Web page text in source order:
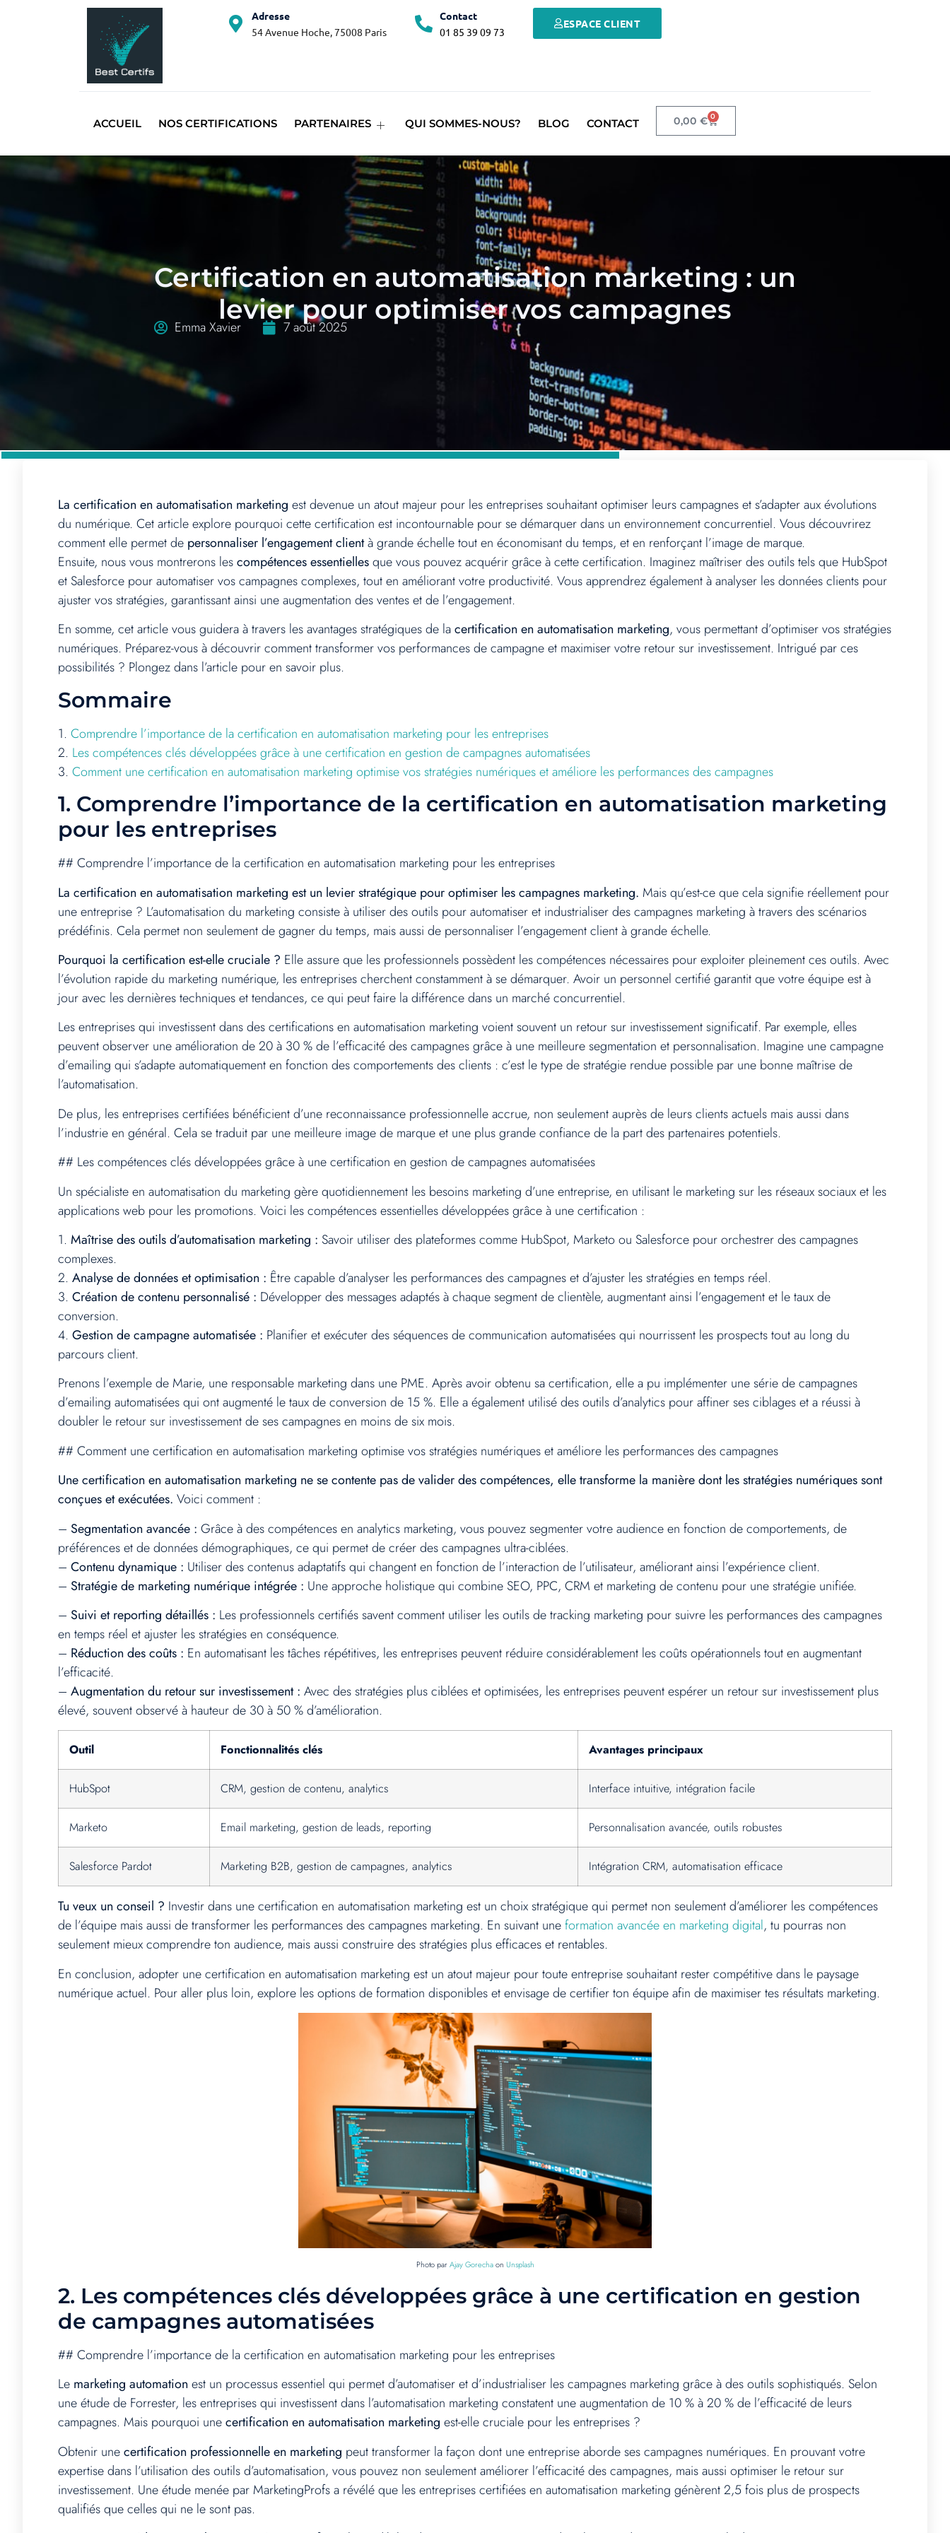
Adresse
54 Avenue Hoche, 75008 Paris
Contact
01 85 39 09 73
ESPACE CLIENT
ACCUEIL NOS CERTIFICATIONS PARTENAIRES QUI SOMMES-NOUS? BLOG CONTACT 0,00 € 0
Certification en automatisation marketing : un
levier pour optimiser vos campagnes
Emma Xavier 7 août 2025
La certification en automatisation marketing est devenue un atout majeur pour les entreprises souhaitant optimiser leurs campagnes et s’adapter aux évolutions
du numérique. Cet article explore pourquoi cette certification est incontournable pour se démarquer dans un environnement concurrentiel. Vous découvrirez
comment elle permet de personnaliser l’engagement clientà grande échelle tout en économisant du temps, et en renforçant l’image de marque.
Ensuite, nous vous montrerons lescompétences essentiellesque vous pouvez acquérir grâce à cette certification. Imaginez maîtriser des outils tels que HubSpot
et Salesforce pour automatiser vos campagnes complexes, tout en améliorant votre productivité. Vous apprendrez également à analyser les données clients pour
ajuster vos stratégies, garantissant ainsi une augmentation des ventes et de l’engagement.
En somme, cet article vous guidera à travers les avantages stratégiques de lacertification en automatisation marketing, vous permettant d’optimiser vos stratégies
numériques. Préparez-vous à découvrir comment transformer vos performances de campagne et maximiser votre retour sur investissement. Intrigué par ces
possibilités ? Plongez dans l’article pour en savoir plus.
Sommaire
1. Comprendre l’importance de la certification en automatisation marketing pour les entreprises
2. Les compétences clés développées grâce à une certification en gestion de campagnes automatisées
3. Comment une certification en automatisation marketing optimise vos stratégies numériques et améliore les performances des campagnes
1. Comprendre l’importance de la certification en automatisation marketing
pour les entreprises
## Comprendre l’importance de la certification en automatisation marketing pour les entreprises
La certification en automatisation marketing est un levier stratégique pour optimiser les campagnes marketing. Mais qu’est-ce que cela signifie réellement pour
une entreprise ? L’automatisation du marketing consiste à utiliser des outils pour automatiser et industrialiser des campagnes marketing à travers des scénarios
prédéfinis. Cela permet non seulement de gagner du temps, mais aussi de personnaliser l’engagement client à grande échelle.
Pourquoi la certification est-elle cruciale ? Elle assure que les professionnels possèdent les compétences nécessaires pour exploiter pleinement ces outils. Avec
l’évolution rapide du marketing numérique, les entreprises cherchent constamment à se démarquer. Avoir un personnel certifié garantit que votre équipe est à
jour avec les dernières techniques et tendances, ce qui peut faire la différence dans un marché concurrentiel.
Les entreprises qui investissent dans des certifications en automatisation marketing voient souvent un retour sur investissement significatif. Par exemple, elles
peuvent observer une amélioration de 20 à 30 % de l’efficacité des campagnes grâce à une meilleure segmentation et personnalisation. Imagine une campagne
d’emailing qui s’adapte automatiquement en fonction des comportements des clients : c’est le type de stratégie rendue possible par une bonne maîtrise de
l’automatisation.
De plus, les entreprises certifiées bénéficient d’une reconnaissance professionnelle accrue, non seulement auprès de leurs clients actuels mais aussi dans
l’industrie en général. Cela se traduit par une meilleure image de marque et une plus grande confiance de la part des partenaires potentiels.
## Les compétences clés développées grâce à une certification en gestion de campagnes automatisées
Un spécialiste en automatisation du marketing gère quotidiennement les besoins marketing d’une entreprise, en utilisant le marketing sur les réseaux sociaux et les
applications web pour les promotions. Voici les compétences essentielles développées grâce à une certification :
1. Maîtrise des outils d’automatisation marketing : Savoir utiliser des plateformes comme HubSpot, Marketo ou Salesforce pour orchestrer des campagnes
complexes.
2. Analyse de données et optimisation : Être capable d’analyser les performances des campagnes et d’ajuster les stratégies en temps réel.
3. Création de contenu personnalisé : Développer des messages adaptés à chaque segment de clientèle, augmentant ainsi l’engagement et le taux de
conversion.
4. Gestion de campagne automatisée : Planifier et exécuter des séquences de communication automatisées qui nourrissent les prospects tout au long du
parcours client.
Prenons l’exemple de Marie, une responsable marketing dans une PME. Après avoir obtenu sa certification, elle a pu implémenter une série de campagnes
d’emailing automatisées qui ont augmenté le taux de conversion de 15 %. Elle a également utilisé des outils d’analytics pour affiner ses ciblages et a réussi à
doubler le retour sur investissement de ses campagnes en moins de six mois.
## Comment une certification en automatisation marketing optimise vos stratégies numériques et améliore les performances des campagnes
Une certification en automatisation marketing ne se contente pas de valider des compétences, elle transforme la manière dont les stratégies numériques sont
conçues et exécutées. Voici comment :
– Segmentation avancée : Grâce à des compétences en analytics marketing, vous pouvez segmenter votre audience en fonction de comportements, de
préférences et de données démographiques, ce qui permet de créer des campagnes ultra-ciblées.
– Contenu dynamique : Utiliser des contenus adaptatifs qui changent en fonction de l’interaction de l’utilisateur, améliorant ainsi l’expérience client.
– Stratégie de marketing numérique intégrée : Une approche holistique qui combine SEO, PPC, CRM et marketing de contenu pour une stratégie unifiée.
– Suivi et reporting détaillés : Les professionnels certifiés savent comment utiliser les outils de tracking marketing pour suivre les performances des campagnes
en temps réel et ajuster les stratégies en conséquence.
– Réduction des coûts : En automatisant les tâches répétitives, les entreprises peuvent réduire considérablement les coûts opérationnels tout en augmentant
l’efficacité.
– Augmentation du retour sur investissement : Avec des stratégies plus ciblées et optimisées, les entreprises peuvent espérer un retour sur investissement plus
élevé, souvent observé à hauteur de 30 à 50 % d’amélioration.
Outil Fonctionnalités clés Avantages principaux
HubSpot CRM, gestion de contenu, analytics Interface intuitive, intégration facile
Marketo Email marketing, gestion de leads, reporting Personnalisation avancée, outils robustes
Salesforce Pardot Marketing B2B, gestion de campagnes, analytics Intégration CRM, automatisation efficace
Tu veux un conseil ? Investir dans une certification en automatisation marketing est un choix stratégique qui permet non seulement d’améliorer les compétences
de l’équipe mais aussi de transformer les performances des campagnes marketing. En suivant uneformation avancée en marketing digital, tu pourras non
seulement mieux comprendre ton audience, mais aussi construire des stratégies plus efficaces et rentables.
En conclusion, adopter une certification en automatisation marketing est un atout majeur pour toute entreprise souhaitant rester compétitive dans le paysage
numérique actuel. Pour aller plus loin, explore les options de formation disponibles et envisage de certifier ton équipe afin de maximiser tes résultats marketing.
Photo parAjay Gorechaon Unsplash
2. Les compétences clés développées grâce à une certification en gestion
de campagnes automatisées
## Comprendre l’importance de la certification en automatisation marketing pour les entreprises
Le marketing automation est un processus essentiel qui permet d’automatiser et d’industrialiser les campagnes marketing grâce à des outils sophistiqués. Selon
une étude de Forrester, les entreprises qui investissent dans l’automatisation marketing constatent une augmentation de 10 % à 20 % de l’efficacité de leurs
campagnes. Mais pourquoi unecertification en automatisation marketing est-elle cruciale pour les entreprises ?
Obtenir unecertification professionnelle en marketing peut transformer la façon dont une entreprise aborde ses campagnes numériques. En prouvant votre
expertise dans l’utilisation des outils d’automatisation, vous pouvez non seulement améliorer l’efficacité des campagnes, mais aussi optimiser le retour sur
investissement. Une étude menée par MarketingProfs a révélé que les entreprises certifiées en automatisation marketing génèrent 2,5 fois plus de prospects
qualifiés que celles qui ne le sont pas.